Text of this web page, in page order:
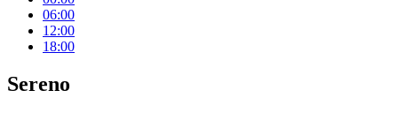
06:00
12:00
18:00
Sereno